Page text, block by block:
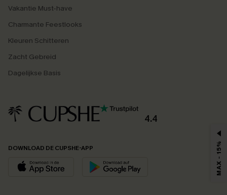
Vakantie Must-have
Charmante Feestlooks
Kleuren Schitteren
Zacht Gebreid
Dagelijkse Basis
4.4
DOWNLOAD DE CUPSHE-APP MAX - 15%